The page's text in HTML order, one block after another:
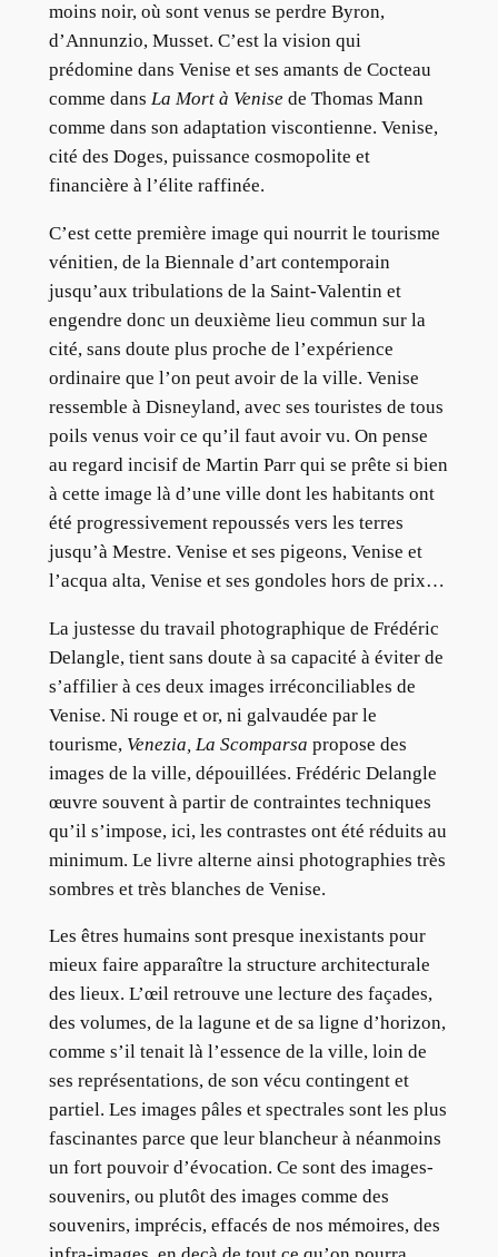
moins noir, où sont venus se perdre Byron,
d’Annunzio, Musset. C’est la vision qui
prédomine dans Venise et ses amants de Cocteau
comme dans La Mort à Venisede Thomas Mann
comme dans son adaptation viscontienne. Venise,
cité des Doges, puissance cosmopolite et
financière à l’élite raffinée.
C’est cette première image qui nourrit le tourisme
vénitien, de la Biennale d’art contemporain
jusqu’aux tribulations de la Saint-Valentin et
engendre donc un deuxième lieu commun sur la
cité, sans doute plus proche de l’expérience
ordinaire que l’on peut avoir de la ville. Venise
ressemble à Disneyland, avec ses touristes de tous
poils venus voir ce qu’il faut avoir vu. On pense
au regard incisif de Martin Parr qui se prête si bien
à cette image là d’une ville dont les habitants ont
été progressivement repoussés vers les terres
jusqu’à Mestre. Venise et ses pigeons, Venise et
l’acqua alta, Venise et ses gondoles hors de prix…
La justesse du travail photographique de Frédéric
Delangle, tient sans doute à sa capacité à éviter de
s’affilier à ces deux images irréconciliables de
Venise. Ni rouge et or, ni galvaudée par le
tourisme, Venezia, La Scomparsa propose des
images de la ville, dépouillées. Frédéric Delangle
œuvre souvent à partir de contraintes techniques
qu’il s’impose, ici, les contrastes ont été réduits au
minimum. Le livre alterne ainsi photographies très
sombres et très blanches de Venise.
Les êtres humains sont presque inexistants pour
mieux faire apparaître la structure architecturale
des lieux. L’œil retrouve une lecture des façades,
des volumes, de la lagune et de sa ligne d’horizon,
comme s’il tenait là l’essence de la ville, loin de
ses représentations, de son vécu contingent et
partiel. Les images pâles et spectrales sont les plus
fascinantes parce que leur blancheur à néanmoins
un fort pouvoir d’évocation. Ce sont des images-
souvenirs, ou plutôt des images comme des
souvenirs, imprécis, effacés de nos mémoires, des